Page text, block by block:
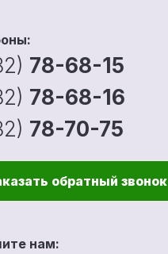
78-68-15
78-68-16
78-70-75
обратный звонок
нам: